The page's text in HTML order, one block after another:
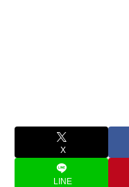
X
LINE